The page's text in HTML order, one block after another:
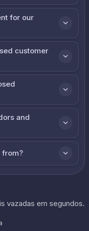
for our
customer
and
from?
vazadas em segundos.